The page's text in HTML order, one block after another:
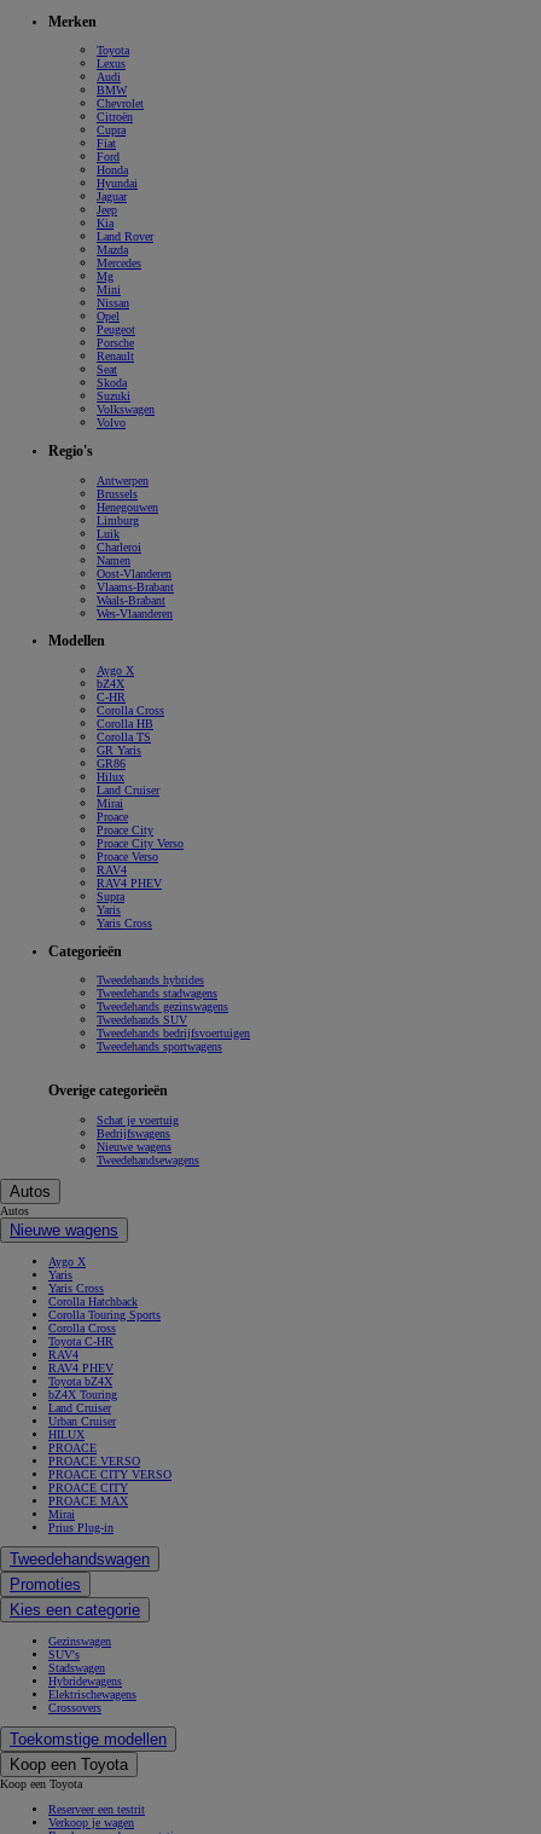
Merken
Toyota
Lexus
Audi
BMW
Chevrolet
Citroën
Cupra
Fiat
Ford
Honda
Hyundai
Jaguar
Jeep
Kia
Land Rover
Mazda
Mercedes
Mg
Mini
Nissan
Opel
Peugeot
Porsche
Renault
Seat
Skoda
Suzuki
Volkswagen
Volvo
Regio's
Antwerpen
Brussels
Henegouwen
Limburg
Luik
Charleroi
Namen
Oost-Vlanderen
Vlaams-Brabant
Waals-Brabant
Wes-Vlaanderen
Modellen
Aygo X
bZ4X
C-HR
Corolla Cross
Corolla HB
Corolla TS
GR Yaris
GR86
Hilux
Land Cruiser
Mirai
Proace
Proace City
Proace City Verso
Proace Verso
RAV4
RAV4 PHEV
Supra
Yaris
Yaris Cross
Categorieën
Tweedehands hybrides
Tweedehands stadwagens
Tweedehands gezinswagens
Tweedehands SUV
Tweedehands bedrijfsvoertuigen
Tweedehands sportwagens
Overige categorieën
Schat je voertuig
Bedrijfswagens
Nieuwe wagens
Tweedehandsewagens
Autos
Autos
Nieuwe wagens
Aygo X
Yaris
Yaris Cross
Corolla Hatchback
Corolla Touring Sports
Corolla Cross
Toyota C-HR
RAV4
RAV4 PHEV
Toyota bZ4X
bZ4X Touring
Land Cruiser
Urban Cruiser
HILUX
PROACE
PROACE VERSO
PROACE CITY VERSO
PROACE CITY
PROACE MAX
Mirai
Prius Plug-in
Tweedehandswagen
Promoties
Kies een categorie
Gezinswagen
SUV's
Stadswagen
Hybridewagens
Elektrischewagens
Crossovers
Toekomstige modellen
Koop een Toyota
Koop een Toyota
Reserveer een testrit
Verkoop je wagen